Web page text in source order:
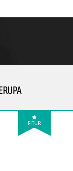
FITUR